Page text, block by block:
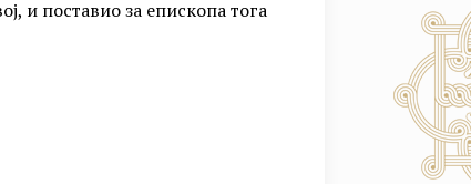
и поставио за епископа тога